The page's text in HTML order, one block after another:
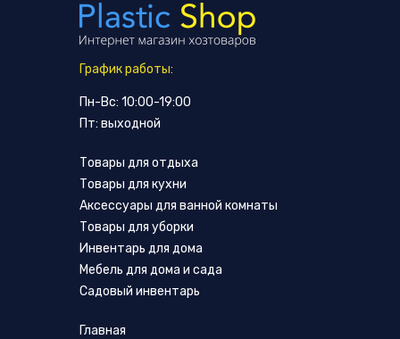
График работы:
Пн-Вс: 10:00-19:00
Пт: выходной
Товары для отдыха
Товары для кухни
Аксессуары для ванной комнаты
Товары для уборки
Инвентарь для дома
Мебель для дома и сада
Садовый инвентарь
Главная